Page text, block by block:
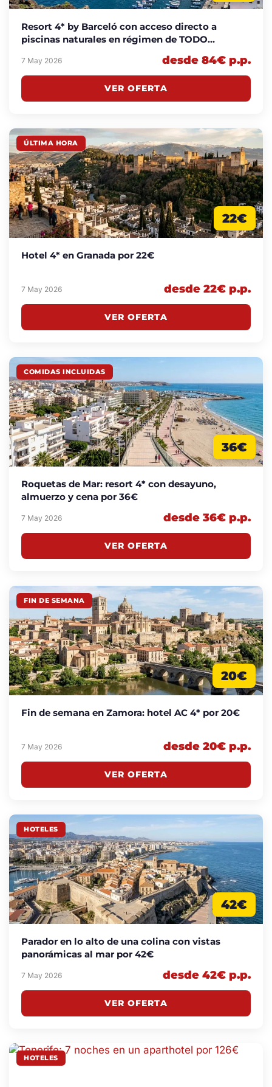
Resort 4* by Barceló con acceso directo a
piscinas naturales en régimen de TODO
7 May 2026 desde 84€ p.p.
VER OFERTA
ÚLTIMA HORA
22€
Hotel 4* en Granada por 22€
7 May 2026 desde 22€ p.p.
VER OFERTA
COMIDAS INCLUIDAS
36€
Roquetas de Mar: resort 4* con desayuno,
almuerzo y cena por 36€
7 May 2026 desde 36€ p.p.
VER OFERTA
FIN DE SEMANA
20€
Fin de semana en Zamora: hotel AC 4* por 20€
7 May 2026 desde 20€ p.p.
VER OFERTA
HOTELES
42€
Parador en lo alto de una colina con vistas
panorámicas al mar por 42€
7 May 2026 desde 42€ p.p.
VER OFERTA
HOTELES